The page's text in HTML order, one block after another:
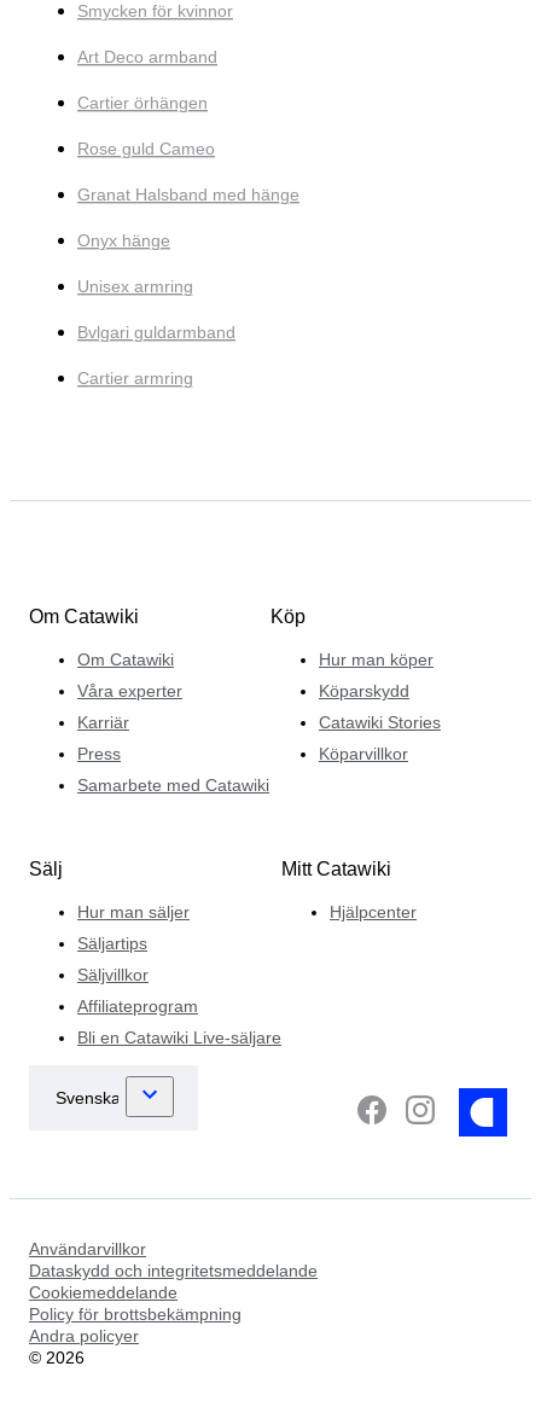
Smycken för kvinnor
Art Deco armband
Cartier örhängen
Rose guld Cameo
Granat Halsband med hänge
Onyx hänge
Unisex armring
Bvlgari guldarmband
Cartier armring
Om Catawiki
Om Catawiki
Våra experter
Karriär
Press
Samarbete med Catawiki
Köp
Hur man köper
Köparskydd
Catawiki Stories
Köparvillkor
Sälj
Hur man säljer
Säljartips
Säljvillkor
Affiliateprogram
Bli en Catawiki Live-säljare
Mitt Catawiki
Hjälpcenter
Användarvillkor
Dataskydd och integritetsmeddelande
Cookiemeddelande
Policy för brottsbekämpning
Andra policyer
© 2026